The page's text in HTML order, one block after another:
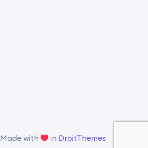
Made with in DroitThemes